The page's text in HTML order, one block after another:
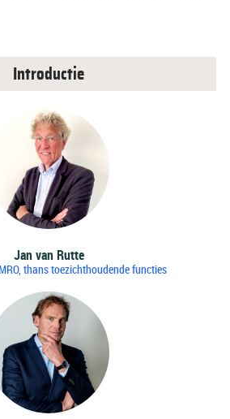
Introductie
Jan van Rutte
thans toezichthoudende functies